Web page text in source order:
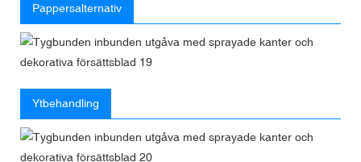
Pappersalternativ
Ytbehandling